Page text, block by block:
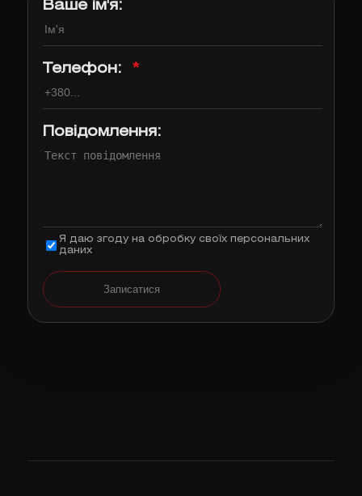
Ваше ім'я:
Телефон: *
Повідомлення:
Я даю згоду на обробку своїх персональних
даних
Записатися